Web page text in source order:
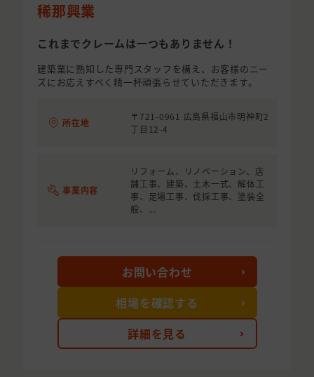
稀那興業
これまでクレームは一つもありません！
建築業に熟知した専門スタッフを構え、お客様のニー
ズにお応えすべく精一杯頑張らせていただきます。
所在地
〒721-0961 広島県福山市明神町2
丁目12-4
事業内容
リフォーム、リノベーション、店
舗工事、建築、土木一式、解体工
事、足場工事、伐採工事、塗装全
般、...
詳細を見る
お問い合わせ
相場を確認する